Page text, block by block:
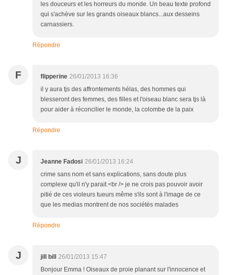
les douceurs et les horreurs du monde. Un beau texte profond
qui s'achève sur les grands oiseaux blancs...aux desseins
carnassiers.
Répondre
F flipperine 26/01/2013 16:36
il y aura tjs des affrontements hélas, des hommes qui
blesseront des femmes, des filles et l'oiseau blanc sera tjs là
pour aider à réconcilier le monde, la colombe de la paix
Répondre
J Jeanne Fadosi 26/01/2013 16:24
crime sans nom et sans explications, sans doute plus
complexe qu'il n'y parait.<br /> je ne crois pas pouvoir avoir
pitié de ces violeurs tueurs même s'ils sont à l'image de ce
que les medias montrent de nos sociétés malades
Répondre
J jill bill
26/01/2013 15:47
Bonjour Emma ! Oiseaux de proie planant sur l'innocence et